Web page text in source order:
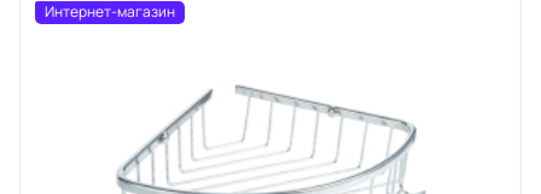
Интернет-магазин